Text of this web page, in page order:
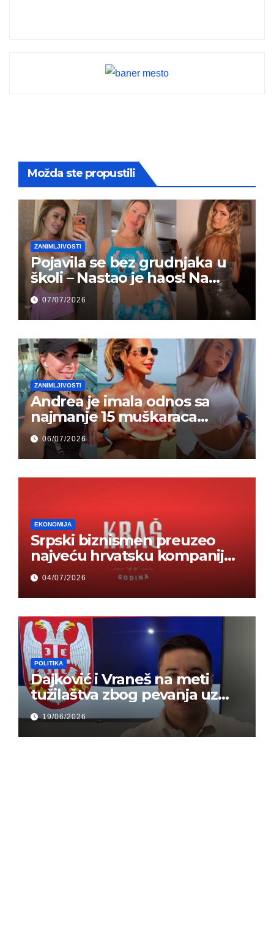
Možda ste propustili
ZANIMLJIVOSTI
Pojavila se bez grudnjaka u
školi – Nastao je haos! Na
grupi je majke napale (FOTO)
07/07/2026
ZANIMLJIVOSTI
Andrea je imala odnos sa
najmanje 15 muškaraca
odjednom – „Doktor mi je
rekao…“ (FOTO)
06/07/2026
EKONOMIJA
Srpski biznismen preuzeo
najveću hrvatsku kompaniju i
ponos zemlje – Hrvati ne
mogu da veruju
04/07/2026
POLITIKA
Dajković i Vraneš na meti
tužilaštva zbog pevanja uz
gusle
19/06/2026